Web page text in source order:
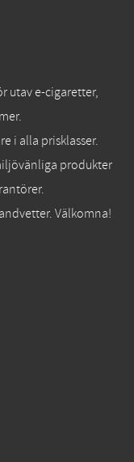
utav e-cigaretter,
i alla prisklasser.
produkter
Välkomna!